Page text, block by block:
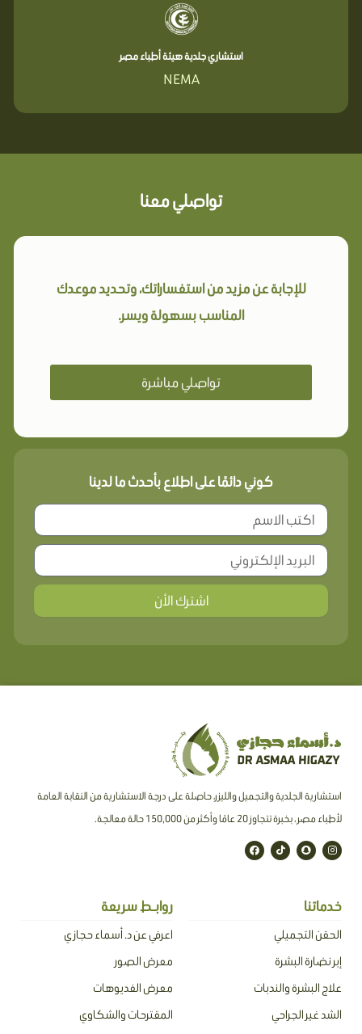
استشاري جلدية هيئة أطباء مصر
NEMA
تواصلي معنا
للإجابة عن مزيد من استفساراتك، وتحديد موعدك
المناسب بسهولة ويسر.
تواصلي مباشرة
كوني دائمًا على اطلاع بأحدث ما لدينا
اشترك الأن
استشارية الجلدية والتجميل والليزر، حاصلة على درجة الاستشارية من النقابة العامة
لأطباء مصر ، بخبرة تتجاوز 20 عامًا وأكثر من 150,000 حالة معالجة.
I
n
s
a
S
n
a
a
t
T
i
k
F
a
c
خدماتنا
الحقن التجميلي
إبر نضارة البشرة
علاج البشرة والندبات
الشد غير الجراحي
روابـط سريعة
اعرفي عن د. أسماء حجازي
معرض الصور
معرض الفديوهات
المقترحات والشكاوي